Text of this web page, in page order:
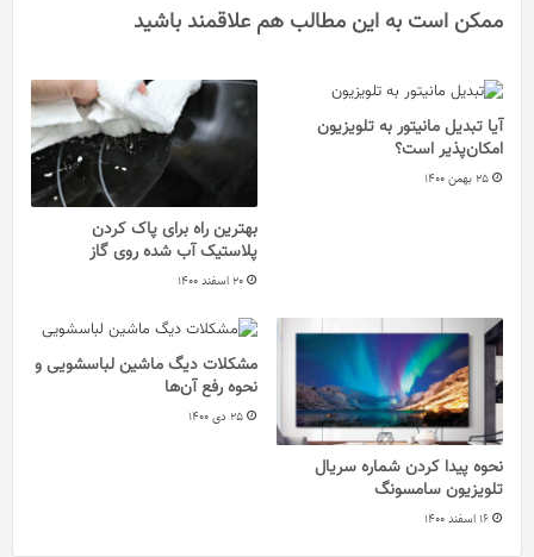
ممکن است به این مطالب هم علاقمند باشید
آیا تبدیل مانیتور به تلویزیون
امکان‌پذیر است؟
25 بهمن 1400
بهترین راه برای پاک کردن
پلاستیک آب شده روی گاز
20 اسفند 1400
نحوه پیدا کردن شماره سریال
تلویزیون سامسونگ
16 اسفند 1400
مشکلات دیگ ماشین لباسشویی و
نحوه رفع‌ آن‌ها
25 دی 1400